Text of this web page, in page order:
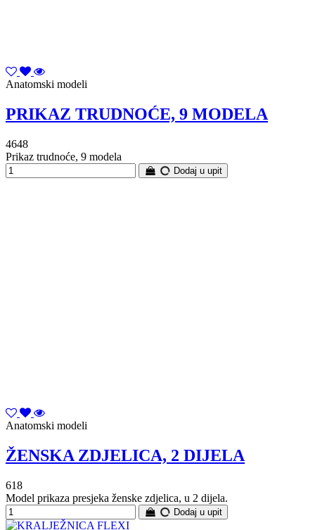
Anatomski modeli
PRIKAZ TRUDNOĆE, 9 MODELA
4648
Prikaz trudnoće, 9 modela
Dodaj u upit
Anatomski modeli
ŽENSKA ZDJELICA, 2 DIJELA
618
Model prikaza presjeka ženske zdjelica, u 2 dijela.
Dodaj u upit